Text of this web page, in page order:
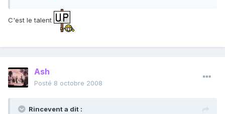
C'est le talent
Ash
Posté 8 octobre 2008
Rincevent a dit :